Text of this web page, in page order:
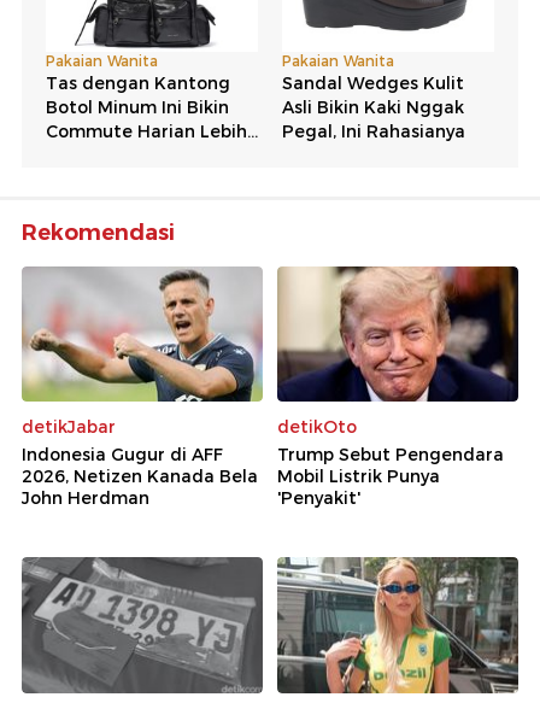
Rekomendasi
detikJabar
Indonesia Gugur di AFF
2026, Netizen Kanada Bela
John Herdman
detikOto
Trump Sebut Pengendara
Mobil Listrik Punya
'Penyakit'